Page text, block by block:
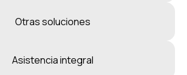
Otras soluciones
Asistencia integral